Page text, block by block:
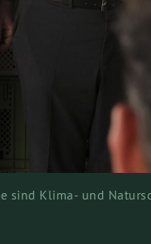
Klima- und